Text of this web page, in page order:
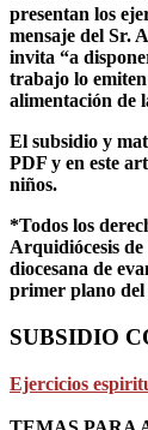
presentan los
mensaje del Sr.
invita “a
trabajo lo emiten
alimentación de
El subsidio y
PDF y en este
niños.
*Todos los
Arquidiócesis
diocesana de
primer plano
SUBSIDIO
Ejercicios